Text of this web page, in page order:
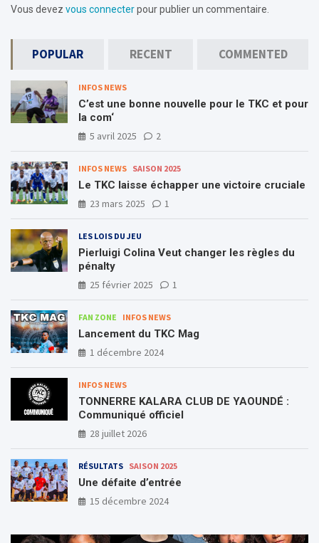
Vous devez vous connecterpour publier un commentaire.
POPULAR RECENT COMMENTED
INFOS NEWS
C’est une bonne nouvelle pour le TKC et pour
la com‘
5 avril 2025
2
INFOS NEWS SAISON 2025
Le TKC laisse échapper une victoire cruciale
23 mars 2025
1
LES LOIS DU JEU
Pierluigi Colina Veut changer les règles du
pénalty
25 février 2025
1
FAN ZONE INFOS NEWS
Lancement du TKC Mag
1 décembre 2024
INFOS NEWS
TONNERRE KALARA CLUB DE YAOUNDÉ :
Communiqué officiel
28 juillet 2026
RÉSULTATS SAISON 2025
Une défaite d’entrée
15 décembre 2024